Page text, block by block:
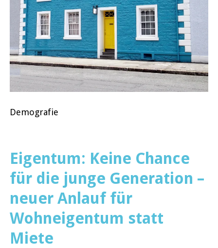
Demografie
Eigentum: Keine Chance
für die junge Generation –
neuer Anlauf für
Wohneigentum statt
Miete